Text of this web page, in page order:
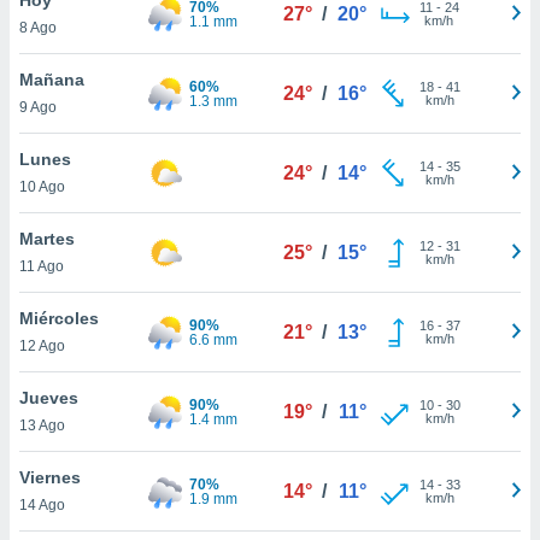
y
en
más
de
8 Ago
70%
1.1 mm
27° / 20° 11 - 24
km/h
Mañana
9 Ago
60%
1.3 mm
24° / 16° 18- 41
km/h
Lunes
10 Ago
24° / 14° 14- 35
km/h
Martes
11 Ago
25° / 15° 12- 31
km/h
Miércoles
12 Ago
90%
6.6 mm
21° / 13° 16- 37
km/h
Jueves
13 Ago
90%
1.4 mm
19° / 11° 10- 30
km/h
Viernes
14 Ago
70%
1.9 mm
14° / 11° 14- 33
km/h